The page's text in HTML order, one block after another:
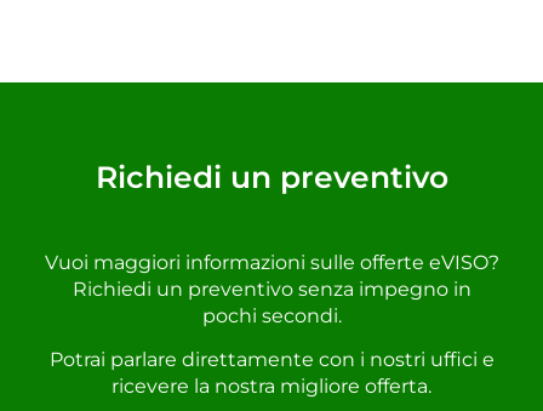
Richiedi un preventivo
Vuoi maggiori informazioni sulle offerte eVISO?
Richiedi un preventivo senza impegno in
pochi secondi.
Potrai parlare direttamente con i nostri uffici e
ricevere la nostra migliore offerta.